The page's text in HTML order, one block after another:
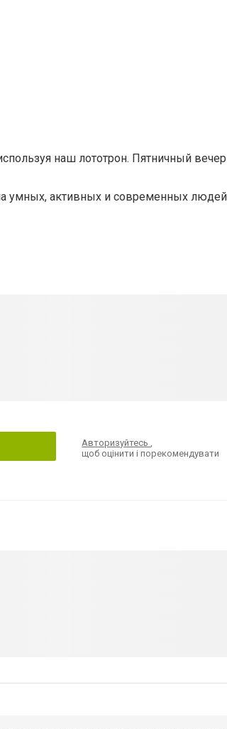
наш лототрон. Пятничный
умных, активных и современных
Авторизуйтесь,
щоб оцінити і порекомендувати